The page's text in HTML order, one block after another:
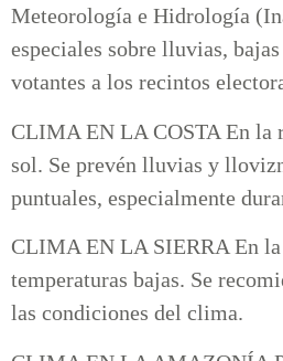
Meteorología e Hidrología
especiales sobre lluvias,
votantes a los recintos
CLIMA EN LA COSTA En la
sol. Se prevén lluvias y
puntuales, especialmente
CLIMA EN LA SIERRA En la
temperaturas bajas. Se
las condiciones del clima.